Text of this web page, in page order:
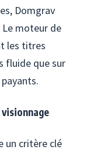
Domgrav
Le moteur de
les titres
fluide que sur
un critère clé